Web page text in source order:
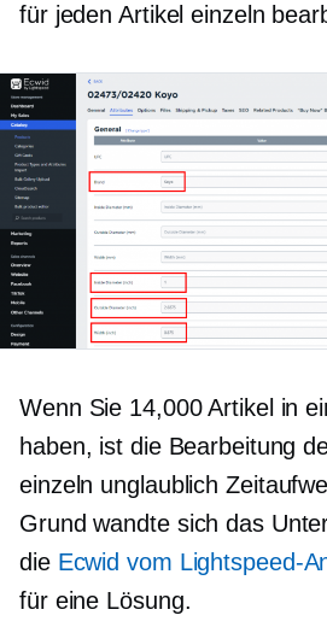
für jeden Artikel einzeln
Wenn Sie 14,000 Artikel in
haben, ist die Bearbeitung
einzeln unglaublich
Grund wandte sich das
die Ecwid vom Lightspeed-
für eine Lösung.